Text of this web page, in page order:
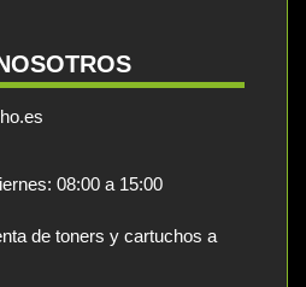
08:00 a 15:00
de toners y cartuchos a